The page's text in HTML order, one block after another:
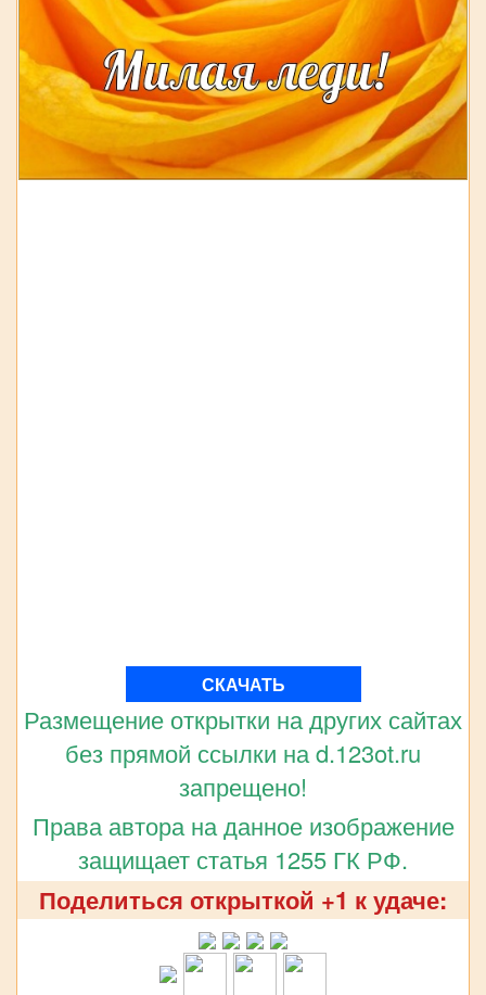
СКАЧАТЬ
Размещение открытки на других сайтах
без прямой ссылки на d.123ot.ru
запрещено!
Права автора на данное изображение
защищает статья 1255 ГК РФ.
Поделиться открыткой +1 к удаче: